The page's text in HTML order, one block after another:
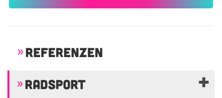
REFERENZEN
RADSPORT